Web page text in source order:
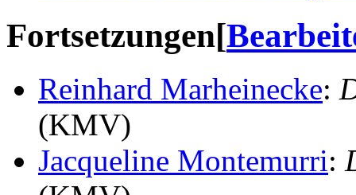
Fortsetzungen[
Reinhard Marheinecke:
(KMV)
Jacqueline Montemurri: